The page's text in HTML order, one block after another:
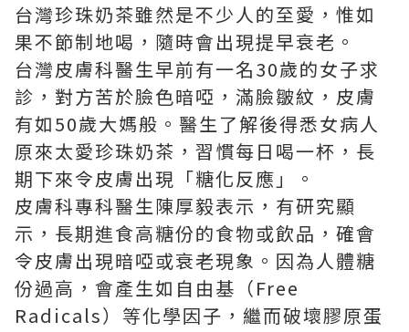
台灣珍珠奶茶雖然是不少人的至愛，惟如
果不節制地喝，隨時會出現提早衰老。
台灣皮膚科醫生早前有一名30歲的女子求
診，對方苦於臉色暗啞，滿臉皺紋，皮膚
有如50歲大媽般。醫生了解後得悉女病人
原來太愛珍珠奶茶，習慣每日喝一杯，長
期下來令皮膚出現「糖化反應」。
皮膚科專科醫生陳厚毅表示，有研究顯
示，長期進食高糖份的食物或飲品，確會
令皮膚出現暗啞或衰老現象。因為人體糖
份過高，會產生如自由基（Free
Radicals）等化學因子，繼而破壞膠原蛋